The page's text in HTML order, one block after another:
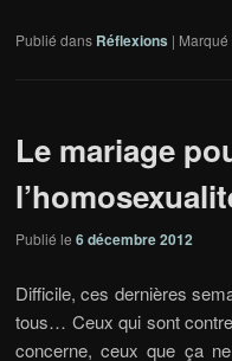
Publié dans Réflexions |
Le mariage
Publié le 6 décembre 2012
Difficile, ces dernières
tous… Ceux qui sont
concerne, ceux que ça